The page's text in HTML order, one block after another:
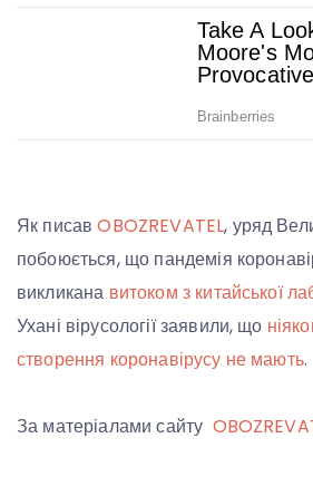
Як писавOBOZREVATEL, уряд
побоюється, що пандемія
викликана витоком з китайської
Ухані вірусології заявили, що
створення коронавірусу не мають.
За матеріалами сайту